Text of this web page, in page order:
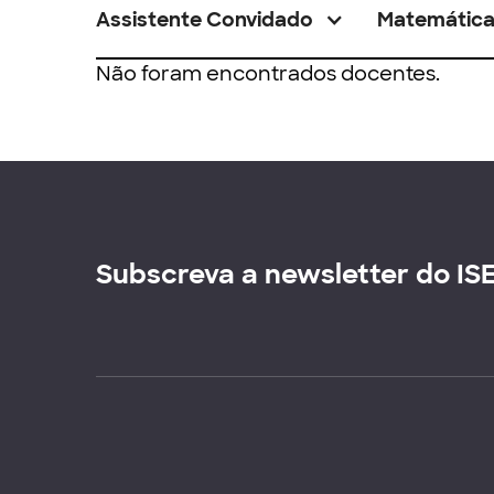
Assistente Convidado Matemática
Não foram encontrados docentes.
Subscreva a newsletter do